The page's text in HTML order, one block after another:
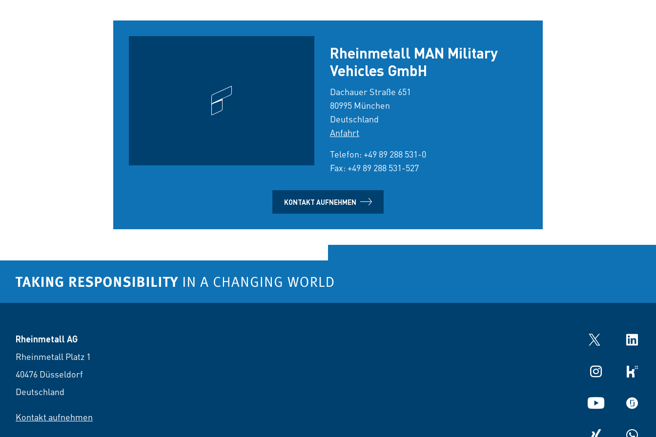
Rheinmetall MAN Military
Vehicles GmbH
Dachauer Straße 651
80995 München
Deutschland
Anfahrt
Telefon: +49 89 288 531-0
Fax: +49 89 288 531-527
KONTAKT AUFNEHMEN
Rheinmetall AG
Rheinmetall Platz 1
40476 Düsseldorf
Deutschland
Kontakt aufnehmen
Twitter LinkedIn
Instagram kununu
YouTube
XING